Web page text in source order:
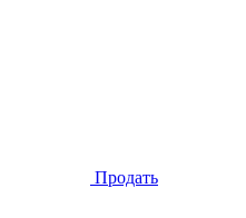
Продать